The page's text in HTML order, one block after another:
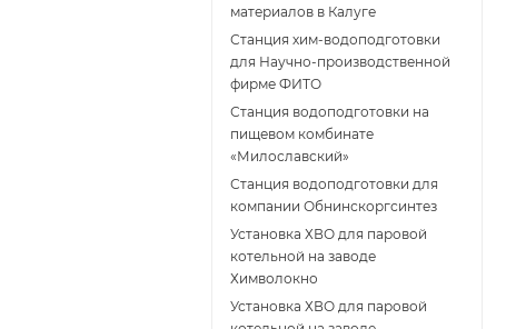
материалов в Калуге
Станция хим-водоподготовки
для Научно-производственной
фирме ФИТО
Станция водоподготовки на
пищевом комбинате
«Милославский»
Станция водоподготовки для
компании Обнинскоргсинтез
Установка ХВО для паровой
котельной на заводе
Химволокно
Установка ХВО для паровой